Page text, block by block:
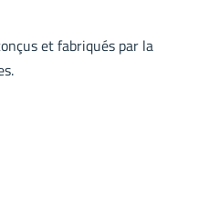
et fabriqués par la